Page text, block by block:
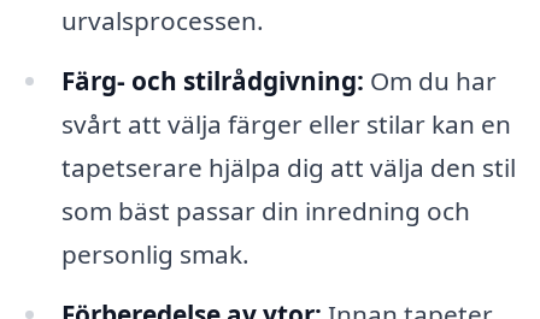
urvalsprocessen.
Färg- och stilrådgivning: Om du har
svårt att välja färger eller stilar kan en
tapetserare hjälpa dig att välja den stil
som bäst passar din inredning och
personlig smak.